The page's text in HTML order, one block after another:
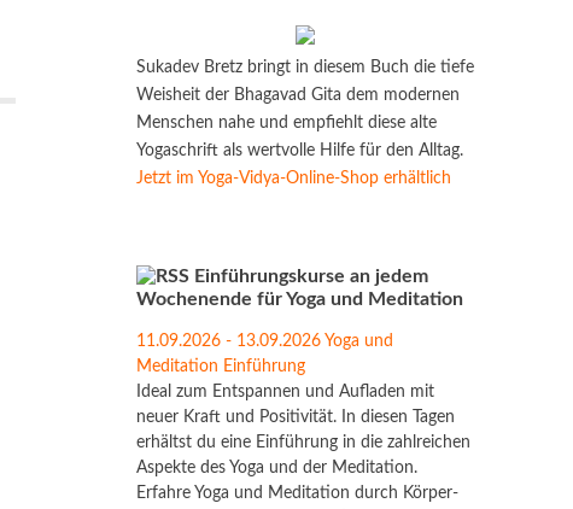
Sukadev Bretz bringt in diesem Buch die tiefe
Weisheit der Bhagavad Gita dem modernen
Menschen nahe und empfiehlt diese alte
Yogaschrift als wertvolle Hilfe für den Alltag.
Jetzt im Yoga-Vidya-Online-Shop erhältlich
Einführungskurse an jedem
Wochenende für Yoga und Meditation
11.09.2026 - 13.09.2026 Yoga und
Meditation Einführung
Ideal zum Entspannen und Aufladen mit
neuer Kraft und Positivität. In diesen Tagen
erhältst du eine Einführung in die zahlreichen
Aspekte des Yoga und der Meditation.
Erfahre Yoga und Meditation durch Körper-